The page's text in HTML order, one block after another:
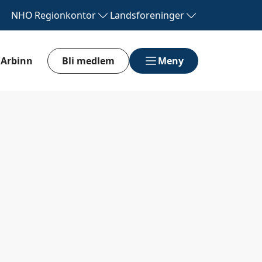
NHO Regionkontor Landsforeninger
Arbinn Bli medlem Meny